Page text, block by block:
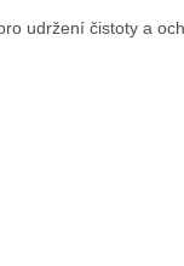
udržení čistoty a